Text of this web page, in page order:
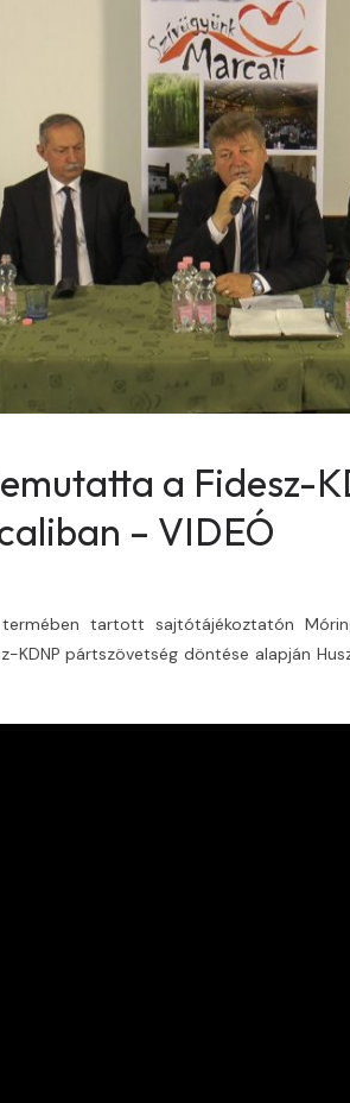
a Fidesz-
– VIDEÓ
tartott sajtótájékoztatón
KDNP pártszövetség döntése alapján